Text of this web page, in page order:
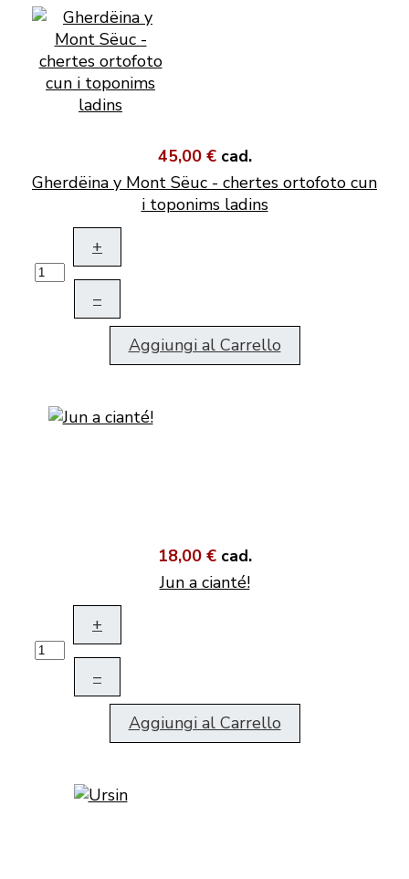
45,00 € cad.
Gherdëina y Mont Sëuc - chertes ortofoto cun
i toponims ladins
+
–
Aggiungi al Carrello
18,00 € cad.
Jun a cianté!
+
–
Aggiungi al Carrello